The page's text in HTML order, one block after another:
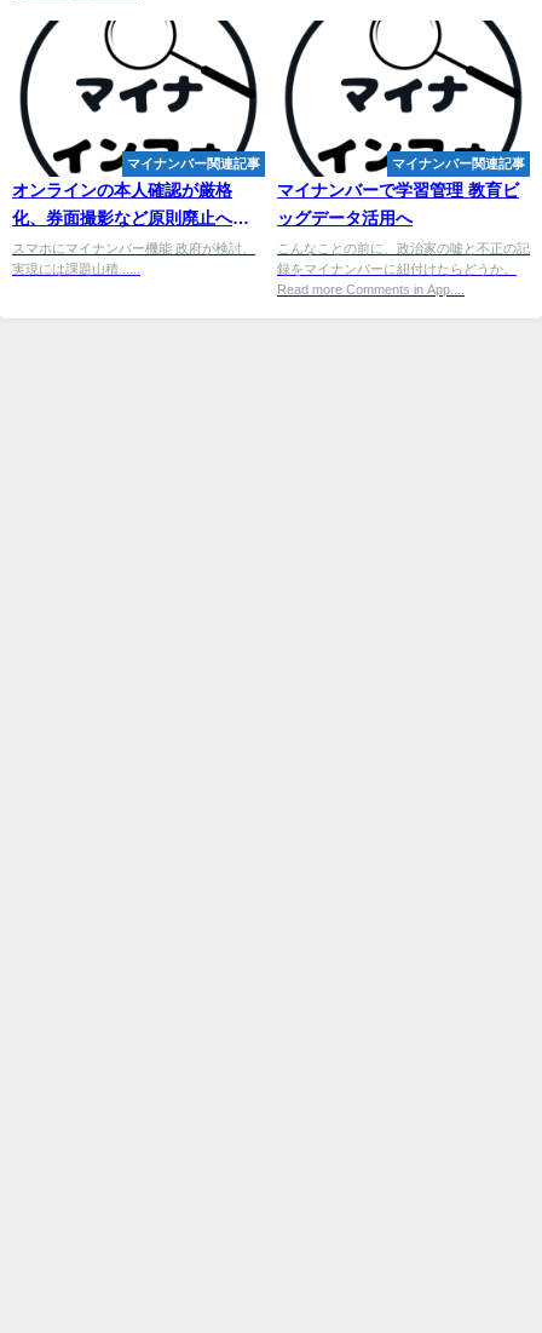
マイナンバー関連記事
オンラインの本人確認が厳格
化、券面撮影など原則廃止へ
iPhoneでの確認は時期尚早
スマホにマイナンバー機能 政府が検討、
実現には課題山積......
マイナンバー関連記事
マイナンバーで学習管理 教育ビ
ッグデータ活用へ
こんなことの前に、政治家の嘘と不正の記
録をマイナンバーに紐付けたらどうか。
Read more Comments in App....